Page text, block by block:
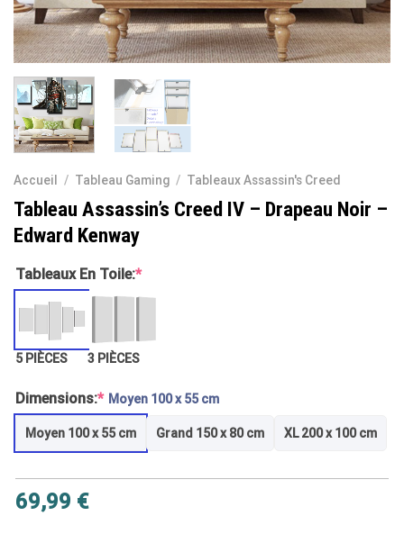
Accueil / Tableau Gaming / Tableaux Assassin's Creed
Tableau Assassin’s Creed IV – Drapeau Noir –
Edward Kenway
Tableaux En Toile:*
5 PIÈCES 3 PIÈCES
Dimensions:* Moyen 100 x 55 cm
Moyen 100 x 55 cm Grand 150 x 80 cm XL 200 x 100 cm
69,99 €